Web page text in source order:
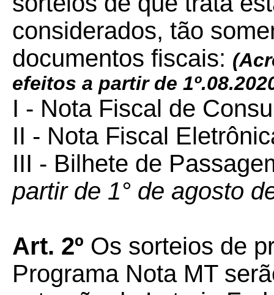
considerados, tão
documentos fiscais:
efeitos a partir de
I - Nota Fiscal de
II - Nota Fiscal
III - Bilhete de
partir de 1° de agosto
Art. 2º Os sorteios de
Programa Nota MT